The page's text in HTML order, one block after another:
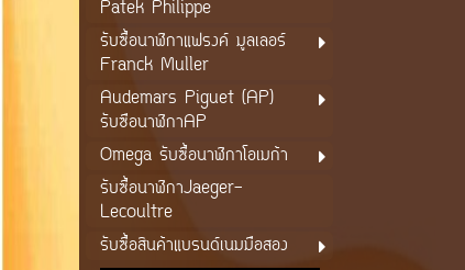
Patek Philippe
รับซื้อนาฬิกาแฟรงค์ มูลเลอร์
Franck Muller
Audemars Piguet (AP)
รับซือนาฬิกาAP
Omega รับซื้อนาฬิกาโอเมก้า
รับซื้อนาฬิกาJaeger-
Lecoultre
รับซื้อสินค้าแบรนด์เนมมือสอง